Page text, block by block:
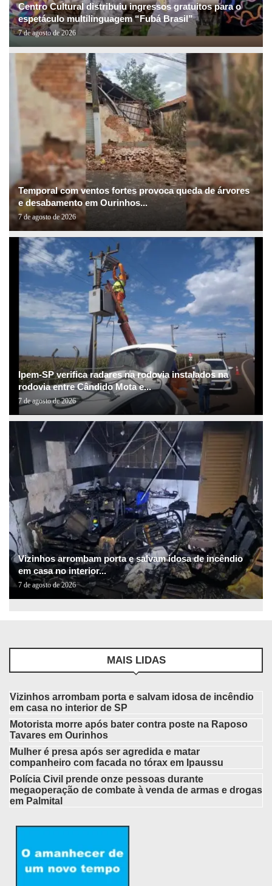
Centro Cultural distribuiu ingressos gratuitos para o
espetáculo multilinguagem “Fubá Brasil”
7 de agosto de 2026
Temporal com ventos fortes provoca queda de árvores
e desabamento em Ourinhos...
7 de agosto de 2026
Ipem-SP verifica radares na rodovia instalados na
rodovia entre Cândido Mota e...
7 de agosto de 2026
Vizinhos arrombam porta e salvam idosa de incêndio
em casa no interior...
7 de agosto de 2026
MAIS LIDAS
Vizinhos arrombam porta e salvam idosa de incêndio
em casa no interior de SP
Motorista morre após bater contra poste na Raposo
Tavares em Ourinhos
Mulher é presa após ser agredida e matar
companheiro com facada no tórax em Ipaussu
Polícia Civil prende onze pessoas durante
megaoperação de combate à venda de armas e drogas
em Palmital